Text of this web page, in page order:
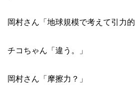
岡村さん「地球規模で考えて引力的
チコちゃん「違う。」
岡村さん「摩擦力？」